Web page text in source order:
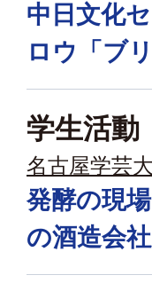
中日文化
ロウ「ブ
学生活動
名古屋学芸
発酵の現
の酒造会